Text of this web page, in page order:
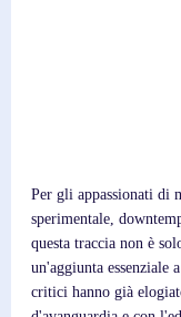
Per gli appassionati di
sperimentale,
questa traccia non è
un'aggiunta essenziale
critici hanno già